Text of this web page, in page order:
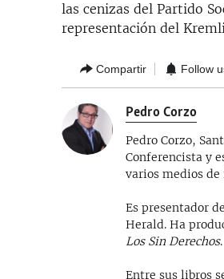
las cenizas del Partido
representación del
Compartir Follow
Pedro Corzo
Pedro Corzo,
Conferencista y
varios medios
Es presentador
Herald. Ha
Los Sin Derechos.
Entre sus libros